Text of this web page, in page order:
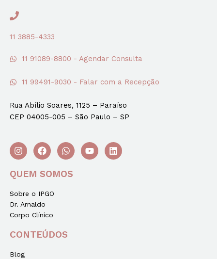
11 3885-4333
11 91089-8800 - Agendar Consulta
11 99491-9030 - Falar com a Recepção
Rua Abílio Soares, 1125 – Paraíso
CEP 04005-005 – São Paulo – SP
QUEM SOMOS
Sobre o IPGO
Dr. Arnaldo
Corpo Clínico
CONTEÚDOS
Blog